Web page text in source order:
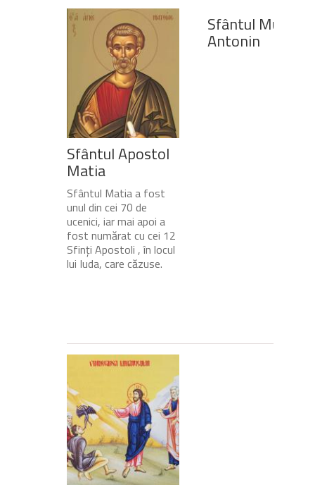
Sfântul Apostol
Matia
Sfântul Matia a fost
unul din cei 70 de
ucenici, iar mai apoi a
fost numărat cu cei 12
Sfinți Apostoli , în locul
lui Iuda, care căzuse.
Sfântul Mucenic
Antonin